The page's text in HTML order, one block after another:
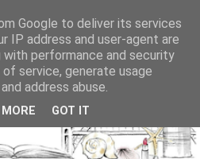
Google to deliver its services
IP address and user-agent are
with performance and security
service, generate usage
address abuse.
GOT IT